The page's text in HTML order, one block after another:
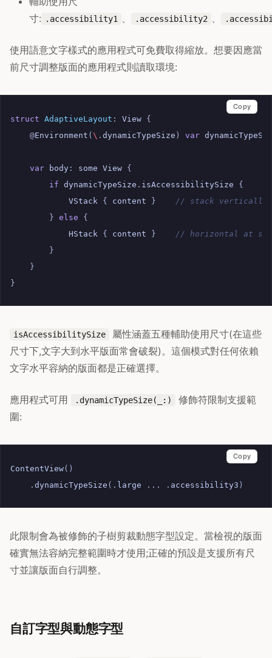
寸:
.accessibility1 .accessibility2
使用語意文字樣式的應用程式可免費取得縮放。想要因應當
前尺寸調整版面的應用程式則讀取環境:
struct AdaptiveLayout : View {
@Environment ( \ . dynamicTypeSize ) var
var body : some View {
if dynamicTypeSize . isAccessibilitySize
{
VStack
{ content }
// stack vertically
} else
{
HStack
{ content }
// horizontal at
}
}
}
Copy
isAccessibilitySize
屬性涵蓋五種輔助使用尺寸(在這些
尺寸下,文字大到水平版面常會破裂)。這個模式對任何依賴
文字水平容納的版面都是正確選擇。
應用程式可用 .dynamicTypeSize(_:)
修飾符限制支援範
圍:
ContentView()
. dynamicTypeSize (. large ... . accessibility3 )
Copy
此限制會為被修飾的子樹剪裁動態字型設定。當檢視的版面
確實無法容納完整範圍時才使用;正確的預設是支援所有尺
寸並讓版面自行調整。
自訂字型與動態字型